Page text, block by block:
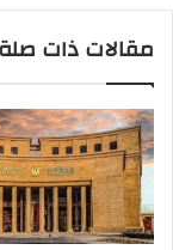
مقالات ذات صلة